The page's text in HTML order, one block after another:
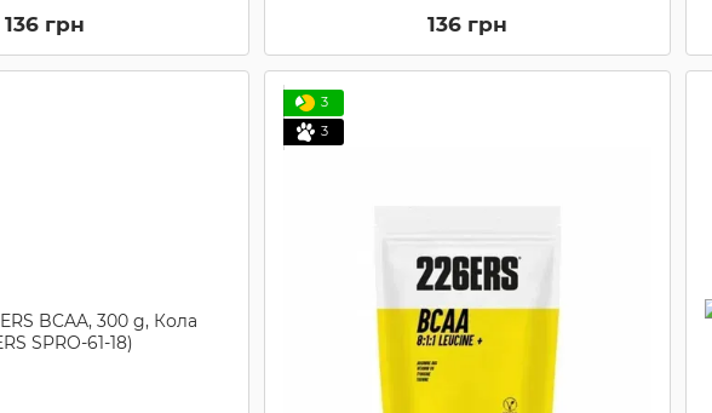
136 грн 136 грн
3
3